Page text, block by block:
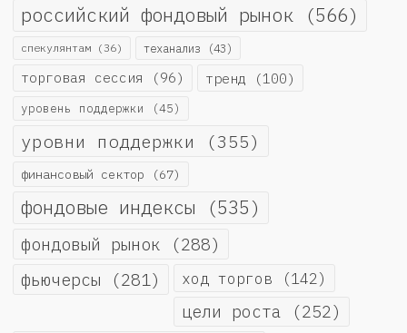
российский фондовый рынок (566)
спекулянтам (36) теханализ (43)
торговая сессия (96) тренд (100)
уровень поддержки (45)
уровни поддержки (355)
финансовый сектор (67)
фондовые индексы (535)
фондовый рынок (288)
фьючерсы (281) ход торгов (142)
цели роста (252)